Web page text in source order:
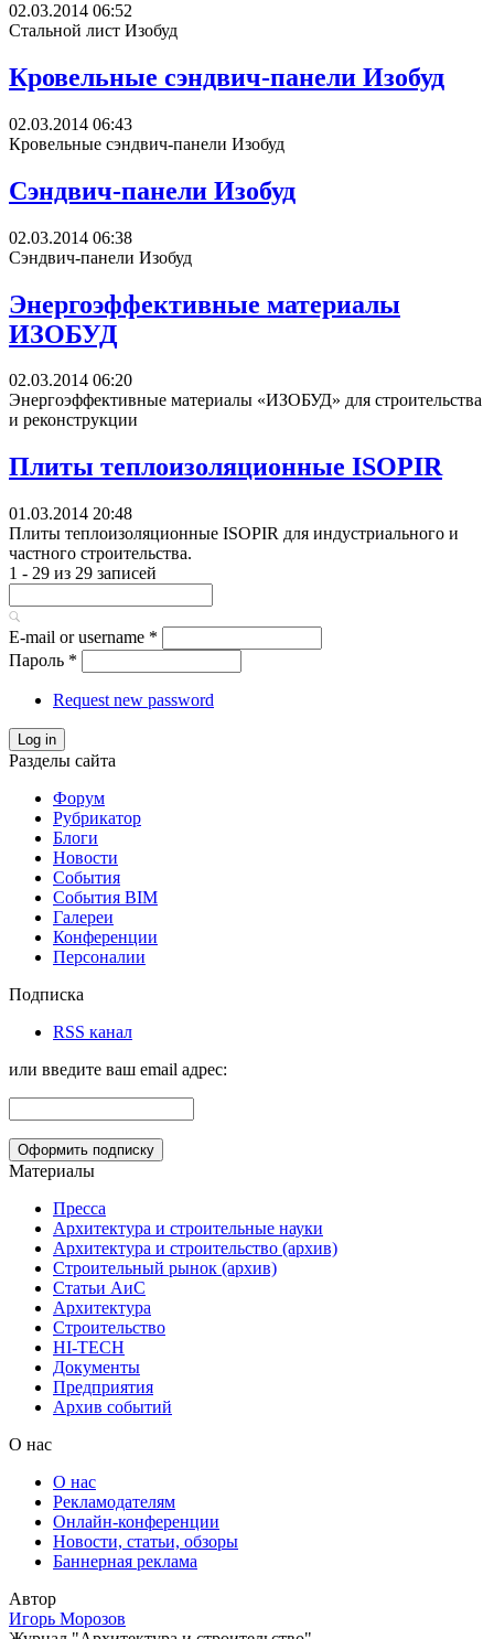
02.03.2014 06:52
Стальной лист Изобуд
Кровельные сэндвич-панели Изобуд
02.03.2014 06:43
Кровельные сэндвич-панели Изобуд
Сэндвич-панели Изобуд
02.03.2014 06:38
Сэндвич-панели Изобуд
Энергоэффективные материалы
ИЗОБУД
02.03.2014 06:20
Энергоэффективные материалы «ИЗОБУД» для строительства
и реконструкции
Плиты теплоизоляционные ISOPIR
01.03.2014 20:48
Плиты теплоизоляционные ISOPIR для индустриального и
частного строительства.
1 - 29 из 29 записей
E-mail or username *
Пароль *
Request new password
Log in
Разделы сайта
Форум
Рубрикатор
Блоги
Новости
События
События BIM
Галереи
Конференции
Персоналии
Подписка
RSS канал
или введите ваш email адрес:
Материалы
Пресса
Архитектура и строительные науки
Архитектура и строительство (архив)
Строительный рынок (архив)
Статьи АиС
Архитектура
Строительство
HI-TECH
Документы
Предприятия
Архив событий
О нас
О нас
Рекламодателям
Онлайн-конференции
Новости, статьи, обзоры
Баннерная реклама
Автор
Игорь Морозов